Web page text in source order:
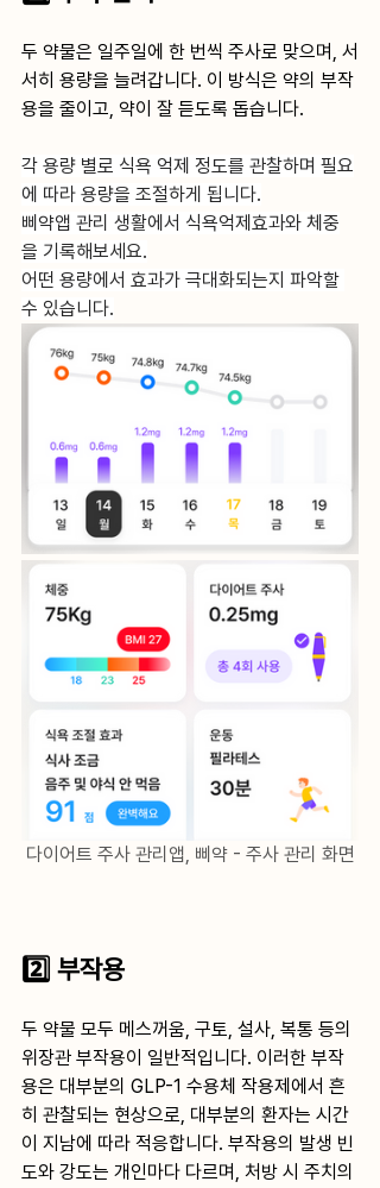
두 약물은 일주일에 한 번씩 주사로 맞으며, 서
서히 용량을 늘려갑니다. 이 방식은 약의 부작
용을 줄이고, 약이 잘 듣도록 돕습니다.
각 용량 별로 식욕 억제 정도를 관찰하며 필요
에 따라 용량을 조절하게 됩니다.
삐약앱 관리 생활에서 식욕억제효과와 체중
을 기록해보세요.
어떤 용량에서 효과가 극대화되는지 파악할
수 있습니다.
다이어트 주사 관리앱, 삐약 - 주사 관리 화면
﻿﻿2️⃣ 부작용
두 약물 모두 메스꺼움, 구토, 설사, 복통 등의
위장관 부작용이 일반적입니다. 이러한 부작
용은 대부분의 GLP-1 수용체 작용제에서 흔
히 관찰되는 현상으로, 대부분의 환자는 시간
이 지남에 따라 적응합니다. 부작용의 발생 빈
도와 강도는 개인마다 다르며, 처방 시 주치의